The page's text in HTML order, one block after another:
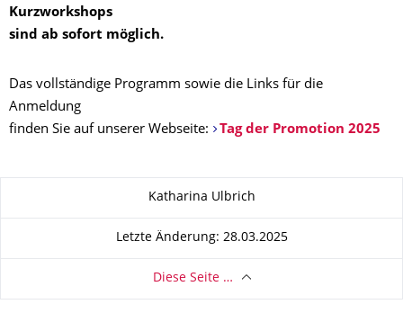
Kurzworkshops
sind ab sofort möglich.
Das vollständige Programm sowie die Links für die
Anmeldung
finden Sie auf unserer Webseite:
Tag der Promotion 2025
Katharina Ulbrich
Letzte Änderung: 28.03.2025
Diese Seite …